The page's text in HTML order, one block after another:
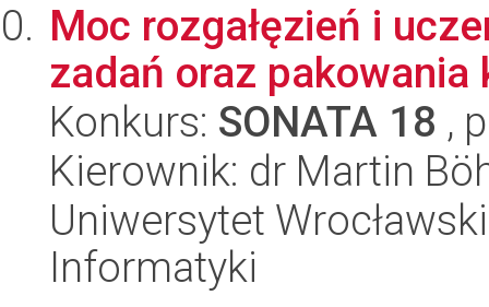
Moc rozgałęzień i
zadań oraz pakowania
Konkurs: SONATA 18 ,
Kierownik: dr Martin
Uniwersytet
Informatyki